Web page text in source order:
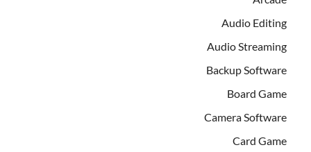
Audio Editing
Audio Streaming
Backup Software
Board Game
Camera Software
Card Game